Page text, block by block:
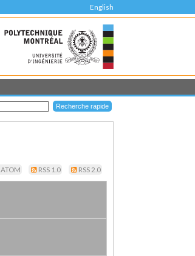
English
ATOM RSS 1.0 RSS 2.0